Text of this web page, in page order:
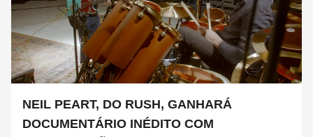
NEIL PEART, DO RUSH, GANHARÁ
DOCUMENTÁRIO INÉDITO COM